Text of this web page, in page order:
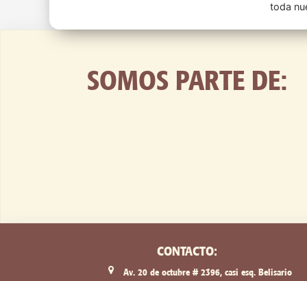
toda
SOMOS PARTE DE:
CONTACTO:
Av. 20 de octubre # 2396, casi esq. Belisario